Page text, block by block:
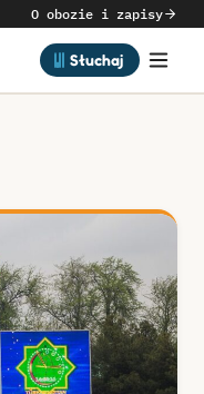
O obozie i zapisy
Słuchaj